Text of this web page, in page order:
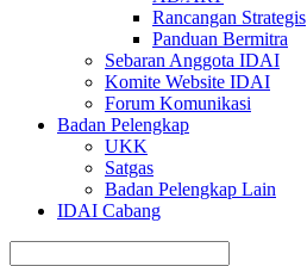
Rancangan Strategis
Panduan Bermitra
Sebaran Anggota IDAI
Komite Website IDAI
Forum Komunikasi
Badan Pelengkap
UKK
Satgas
Badan Pelengkap Lain
IDAI Cabang